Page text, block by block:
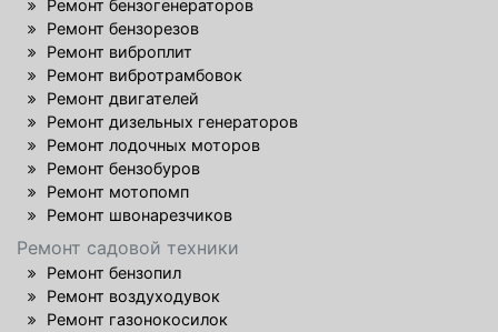
Ремонт бензогенераторов
Ремонт бензорезов
Ремонт виброплит
Ремонт вибротрамбовок
Ремонт двигателей
Ремонт дизельных генераторов
Ремонт лодочных моторов
Ремонт бензобуров
Ремонт мотопомп
Ремонт швонарезчиков
Ремонт садовой техники
Ремонт бензопил
Ремонт воздуходувок
Ремонт газонокосилок